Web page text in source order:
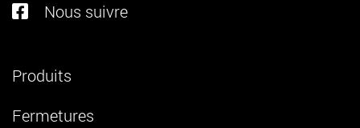
Nous suivre
Produits
Fermetures